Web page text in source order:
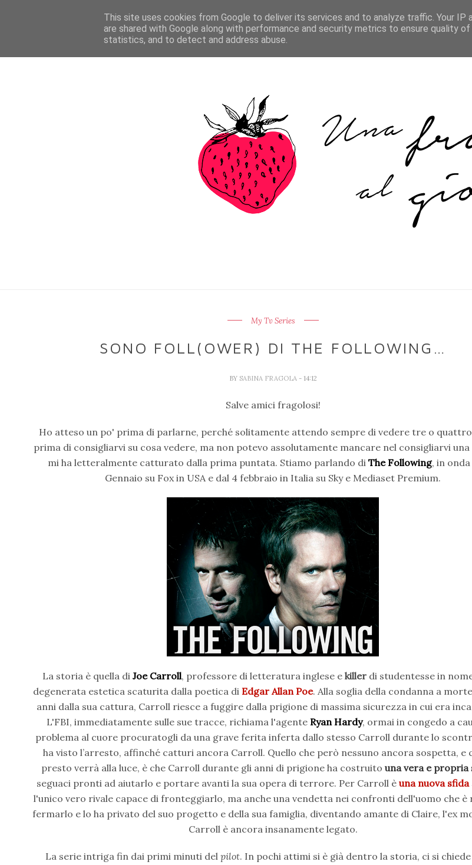
HOME ABOUT ME COOKIE POLICY
My Tv Series
SONO FOLL(OWER) DI THE FOLLOWING…
BY SABINA FRAGOLA - 14:12
Salve amici fragolosi!
Ho atteso un po' prima di parlarne, perché solitamente attendo sempre di vedere tre o
prima di consigliarvi su cosa vedere, ma non potevo assolutamente mancare nel consigliarvi una
mi ha letteralmente catturato dalla prima puntata. Stiamo parlando diThe Following, in onda
Gennaio su Fox in USA e dal 4 febbraio in Italia su Sky e Mediaset Premium.
La storia è quella diJoe Carroll, professore di letteratura inglese ekiller di studentesse in
degenerata estetica scaturita dalla poetica di Edgar Allan Poe. Alla soglia della condanna a
anni dalla sua cattura, Carroll riesce a fuggire dalla prigione di massima sicurezza in cui era
L'FBI, immediatamente sulle sue tracce, richiama l'agenteRyan Hardy, ormai in congedo a
problema al cuore procuratogli da una grave ferita inferta dallo stesso Carroll durante lo
ha visto l’arresto, affinché catturi ancora Carroll. Quello che però nessuno ancora sospetta, e
presto verrà alla luce, è che Carroll durante gli anni di prigione ha costruito una vera e propria
seguaci pronti ad aiutarlo e portare avanti la sua opera di terrore. Per Carroll èuna nuova sfida
l'unico vero rivale capace di fronteggiarlo, ma anche una vendetta nei confronti dell'uomo che è
fermarlo e lo ha privato del suo progetto e della sua famiglia, diventando amante di Claire, l'ex
Carroll è ancora insanamente legato.
La serie intriga fin dai primi minuti del pilot. In pochi attimi si è già dentro la storia, ci si chiede
This site uses cookies from Google to deliver its services and to analyze traffic. Your IP
are shared with Google along with performance and security metrics to ensure quality
statistics, and to detect and address abuse.